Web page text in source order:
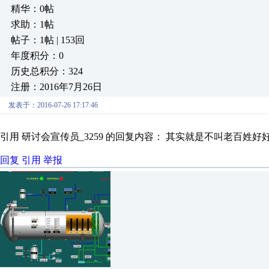
精华：0帖
求助：1帖
帖子：1帖 | 153回
年度积分：0
历史总积分：324
注册：2016年7月26日
发表于：2016-07-26 17:17:46
引用 研讨会宣传员_3259 的回复内容： 其实就是不叫老百姓好
回复 引用 举报